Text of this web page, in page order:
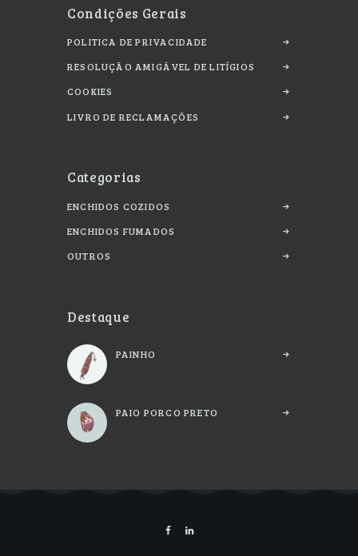
Condições Gerais
POLITICA DE PRIVACIDADE
RESOLUÇÃO AMIGÁVEL DE LITÍGIOS
COOKIES
LIVRO DE RECLAMAÇÕES
Categorias
ENCHIDOS COZIDOS
ENCHIDOS FUMADOS
OUTROS
Destaque
PAINHO
PAIO PORCO PRETO